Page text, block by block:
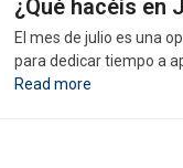
¿Qué hacéis en
El mes de julio es una
para dedicar tiempo a
Read more